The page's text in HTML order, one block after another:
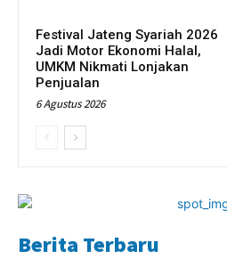
Festival Jateng Syariah 2026
Jadi Motor Ekonomi Halal,
UMKM Nikmati Lonjakan
Penjualan
6 Agustus 2026
Berita Terbaru